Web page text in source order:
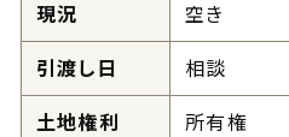
現況 空き
引渡し日 相談
土地権利 所有権